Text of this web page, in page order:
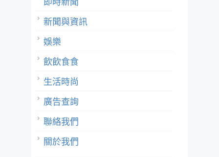
新聞與資訊
娛樂
飲飲食食
生活時尚
廣告查詢
聯絡我們
關於我們